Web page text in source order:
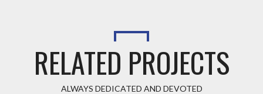
RELATED PROJECTS
ALWAYS DEDICATED AND DEVOTED